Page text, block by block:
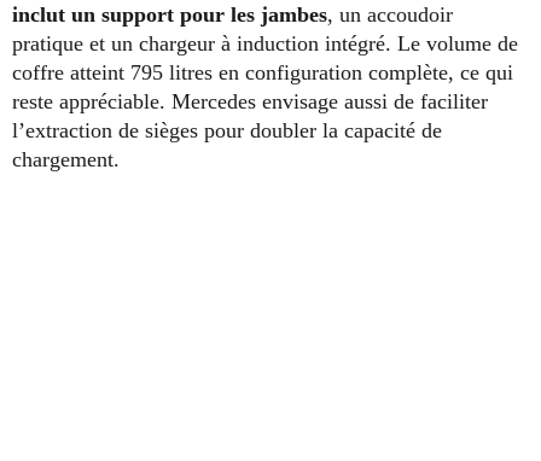
inclut un support pour les jambes, un accoudoir
pratique et un chargeur à induction intégré. Le volume de
coffre atteint 795 litres en configuration complète, ce qui
reste appréciable. Mercedes envisage aussi de faciliter
l’extraction de sièges pour doubler la capacité de
chargement.